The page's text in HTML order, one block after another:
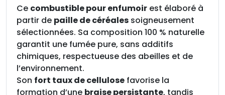
Ce combustible pour enfumoir est élaboré à
partir de paille de céréales soigneusement
sélectionnées. Sa composition 100 % naturelle
garantit une fumée pure, sans additifs
chimiques, respectueuse des abeilles et de
l’environnement.
Son fort taux de cellulose favorise la
formation d’une braise persistante, tandis